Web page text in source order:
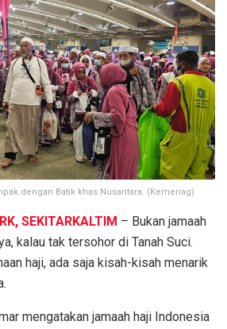
dengan Batik khas Nusantara. (Kemenag)
SEKITARKALTIM – Bukan jamaah
kalau tak tersohor di Tanah Suci.
haji, ada saja kisah-kisah menarik
mengatakan jamaah haji Indonesia